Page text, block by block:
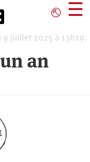
⎋ ☰
9 juillet 2025 à 13h19.
an